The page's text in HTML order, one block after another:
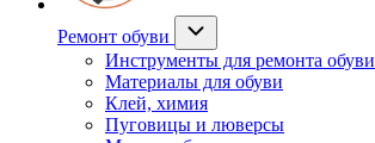
Ремонт обуви
Инструменты для ремонта обуви
Материалы для обуви
Клей, химия
Пуговицы и люверсы